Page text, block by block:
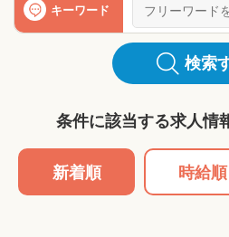
キーワード
検索
条件に該当する求人情
新着順 時給順